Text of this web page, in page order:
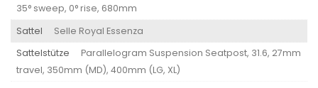
35° sweep, 0° rise, 680mm
Sattel
Selle Royal Essenza
Sattelstütze
Parallelogram Suspension Seatpost, 31.6, 27mm
travel, 350mm (MD), 400mm (LG, XL)